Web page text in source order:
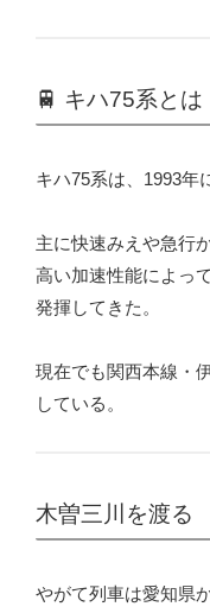
🚆 キハ75系とは
キハ75系は、1993年
主に快速みえや急行
高い加速性能によっ
発揮してきた。
現在でも関西本線・
している。
木曽三川を渡る
やがて列車は愛知県